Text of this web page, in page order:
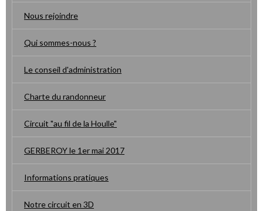
Nous rejoindre
Qui sommes-nous ?
Le conseil d'administration
Charte du randonneur
Circuit "au fil de la Houlle"
GERBEROY le 1er mai 2017
Informations pratiques
Notre circuit en 3D